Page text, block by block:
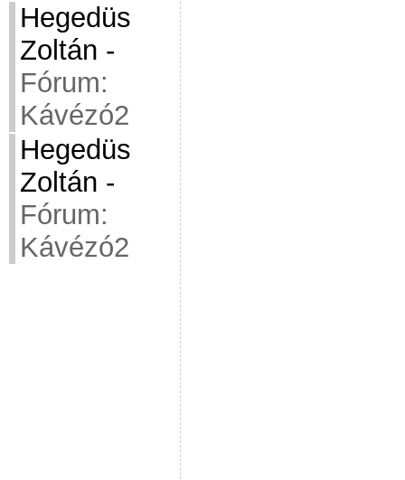
Hegedüs
Zoltán -
Fórum:
Kávézó2
Hegedüs
Zoltán -
Fórum:
Kávézó2